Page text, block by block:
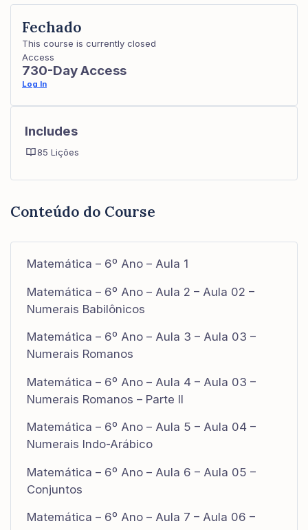
Conteúdo do Course
Matemática – 6º Ano – Aula 1
Matemática – 6º Ano – Aula 2 – Aula 02 –
Numerais Babilônicos
Matemática – 6º Ano – Aula 3 – Aula 03 –
Numerais Romanos
Matemática – 6º Ano – Aula 4 – Aula 03 –
Numerais Romanos – Parte II
Matemática – 6º Ano – Aula 5 – Aula 04 –
Numerais Indo-Arábico
Matemática – 6º Ano – Aula 6 – Aula 05 –
Conjuntos
Matemática – 6º Ano – Aula 7 – Aula 06 –
Fechado
This course is currently closed
Access
730-Day Access
Log In
Includes
85 Lições